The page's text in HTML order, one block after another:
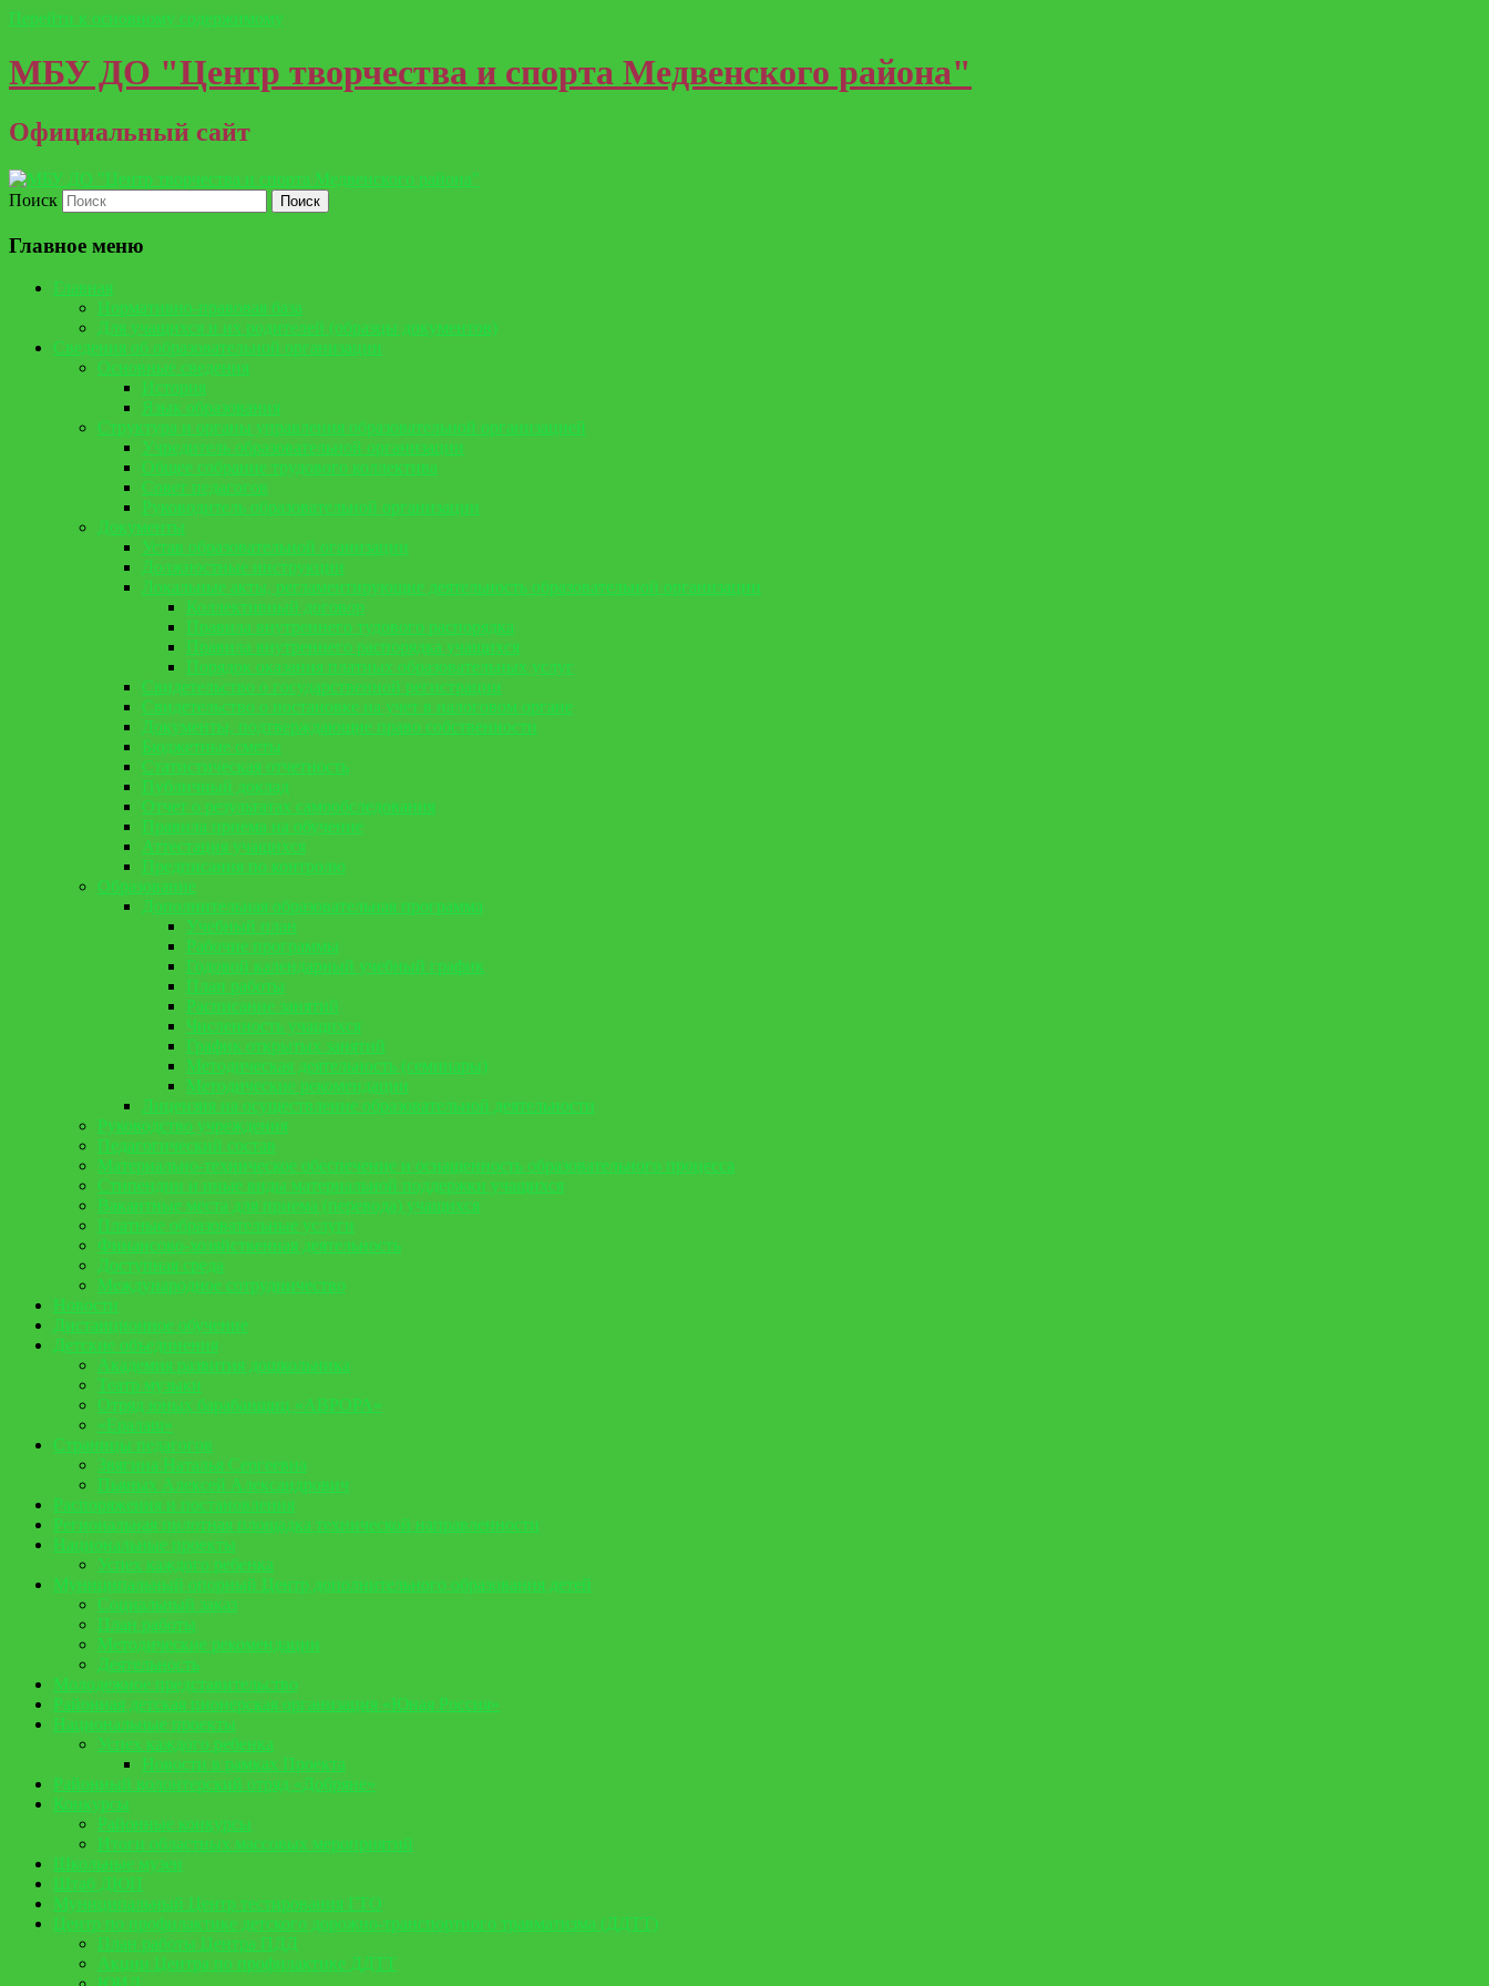
Перейти к основному содержимому
МБУ ДО "Центр творчества и спорта Медвенского района"
Официальный сайт
Поиск
Главное меню
Главная
Нормативно-правовая база
Для учащихся и их родителей (образцы документов)
Сведения об образовательной организации
Основные сведения
История
Язык образования
Структура и органы управления образовательной организацией
Учредитель образовательной организации
Общее собрание трудового коллектива
Совет педагогов
Руководитель образовательной организации
Документы
Устав образовательной оганизации
Должностные инструкции
Локальные акты, регламентирующие деятельность образовательной организации
Коллективный договор
Правила внутреннего тудового распорядка
Правила внутреннего распорядка учащихся
Порядок оказания платных образовательных услуг
Свидетельство о государственной регистрации
Свидетельство о постановке на учет в налоговом органе
Документы, подтверждающие право собственности
Бюджетные сметы
Статистическая отчетность
Публичный доклад
Отчет о результатах самообследования
Правила приема на обучение
Аттестация учащихся
Предписания по контролю
Образование
Дополнительная образовательная программа
Учебный план
Рабочие программы
Годовой календарный учебный график
План работы
Расписание занятий
Численность учащихся
График открытых занятий
Методическая деятельность (семинары)
Методические рекомендации
Лицензия на осуществление образовательной деятельности
Руководство учреждения
Педагогический состав
Материально-техническое обеспечение и оснащенность образовательного процесса
Стипендии и иные виды материальной поддержки учащихся
Вакантные места для приема (перевода) учащихся
Платные образовательные услуги
Финансово-хозяйственная деятельность
Доступная среда
Международное сотрудничество
Новости
Дистанционное обучение
Детские объединения
Академия развития дошкольника
Театр музыки
Отряд юных барабанщиц «АВРОРА»
«Ералаш»
Страницы педагогов
Звягина Наталья Сергеевна
Пьяных Алексей Александрович
Распоряжения и постановления
Региональная пилотная площадка технической направленности
Национальные проекты
Успех каждого ребенка
Муниципальный опорный Центр дополнительного образования детей
Социальный заказ
План работы
Методические рекомендации
Деятельность
Молодежное представительство
Районная детская пионерская организация «Юная Россия»
Национальные проекты
Успех каждого ребенка
Новости в рамках Проекта
Районный волонтерский отряд «Добряне»
Конкурсы
Районные конкурсы
Итоги областных массовых мероприятий
Школьные музеи
Штаб ДЮП
Муниципальный Центр тестирования ГТО
Центр по профилактике детского дорожно-транспортного травматизма (ДДТТ)
План работы Центра ПДД
Акции Центра по профилактике ДДТТ